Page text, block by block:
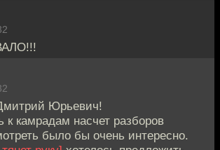
Юрьевич!
камрадам насчет разборов
было бы очень интересно.